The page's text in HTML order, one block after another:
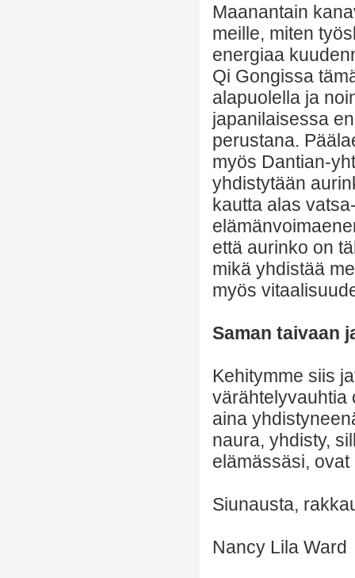
Maanantain
meille, miten
energiaa
Qi Gongissa
alapuolella ja
japanilaisessa
perustana.
myös Dantian-
yhdistytään
kautta alas
että aurinko on
mikä yhdistää
myös
Saman taivaan
Kehitymme siis
värähtelyvauhtia
aina
naura, yhdisty,
elämässäsi,
Siunausta,
Nancy Lila Ward